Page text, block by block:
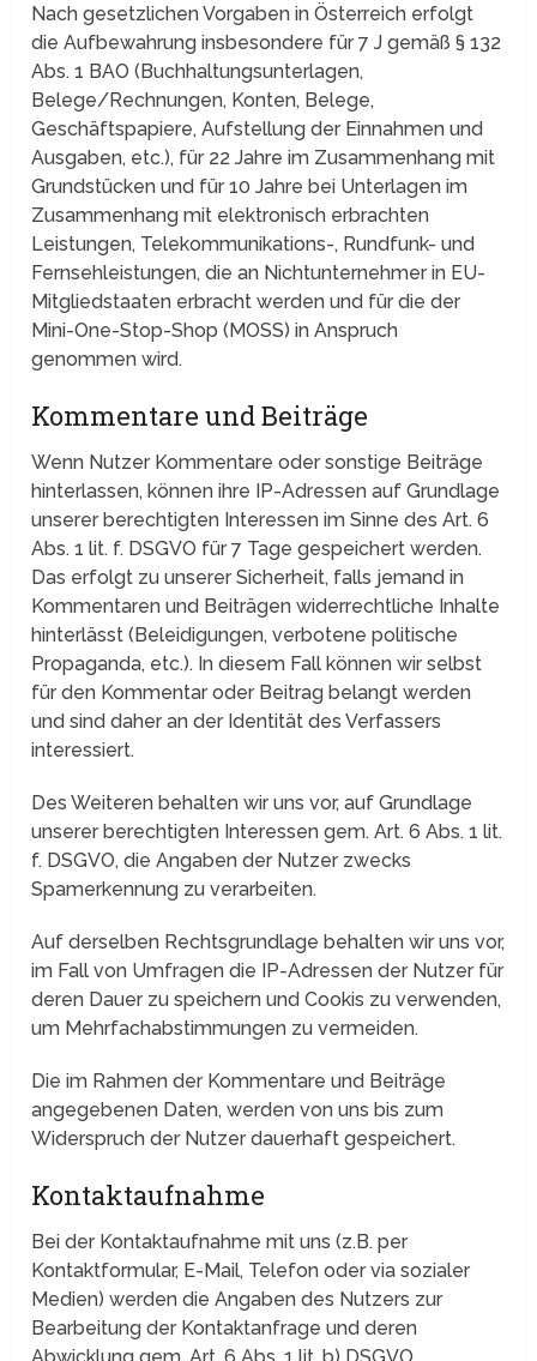
Nach gesetzlichen Vorgaben in Österreich erfolgt
die Aufbewahrung insbesondere für 7 J gemäß § 132
Abs. 1 BAO (Buchhaltungsunterlagen,
Belege/Rechnungen, Konten, Belege,
Geschäftspapiere, Aufstellung der Einnahmen und
Ausgaben, etc.), für 22 Jahre im Zusammenhang mit
Grundstücken und für 10 Jahre bei Unterlagen im
Zusammenhang mit elektronisch erbrachten
Leistungen, Telekommunikations-, Rundfunk- und
Fernsehleistungen, die an Nichtunternehmer in EU-
Mitgliedstaaten erbracht werden und für die der
Mini-One-Stop-Shop (MOSS) in Anspruch
genommen wird.
Kommentare und Beiträge
Wenn Nutzer Kommentare oder sonstige Beiträge
hinterlassen, können ihre IP-Adressen auf Grundlage
unserer berechtigten Interessen im Sinne des Art. 6
Abs. 1 lit. f. DSGVO für 7 Tage gespeichert werden.
Das erfolgt zu unserer Sicherheit, falls jemand in
Kommentaren und Beiträgen widerrechtliche Inhalte
hinterlässt (Beleidigungen, verbotene politische
Propaganda, etc.). In diesem Fall können wir selbst
für den Kommentar oder Beitrag belangt werden
und sind daher an der Identität des Verfassers
interessiert.
Des Weiteren behalten wir uns vor, auf Grundlage
unserer berechtigten Interessen gem. Art. 6 Abs. 1 lit.
f. DSGVO, die Angaben der Nutzer zwecks
Spamerkennung zu verarbeiten.
Auf derselben Rechtsgrundlage behalten wir uns vor,
im Fall von Umfragen die IP-Adressen der Nutzer für
deren Dauer zu speichern und Cookis zu verwenden,
um Mehrfachabstimmungen zu vermeiden.
Die im Rahmen der Kommentare und Beiträge
angegebenen Daten, werden von uns bis zum
Widerspruch der Nutzer dauerhaft gespeichert.
Kontaktaufnahme
Bei der Kontaktaufnahme mit uns (z.B. per
Kontaktformular, E-Mail, Telefon oder via sozialer
Medien) werden die Angaben des Nutzers zur
Bearbeitung der Kontaktanfrage und deren